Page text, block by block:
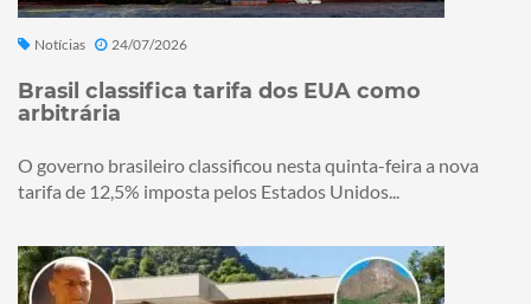
Notícias 24/07/2026
Brasil classifica tarifa dos EUA como
arbitrária
O governo brasileiro classificou nesta quinta-feira a nova
tarifa de 12,5% imposta pelos Estados Unidos...